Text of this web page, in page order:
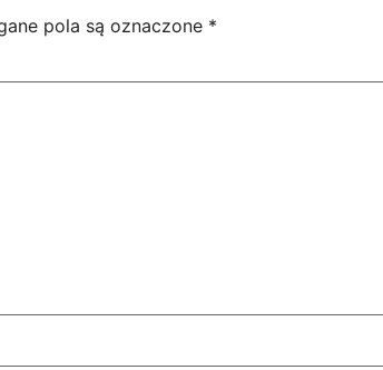
pola są oznaczone *